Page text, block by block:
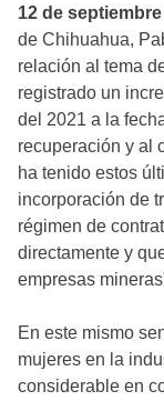
12 de septiembre
de Chihuahua,
relación al tema
registrado un
del 2021 a la
recuperación y al
ha tenido estos
incorporación de
régimen de
directamente y
empresas
En este mismo
mujeres en la
considerable en